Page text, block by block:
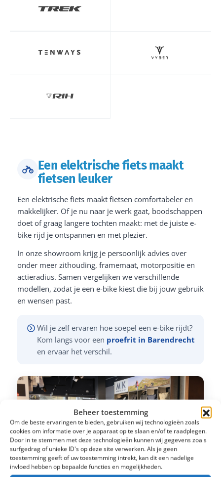
Beheer toestemming
Om de beste ervaringen te bieden, gebruiken wij technologieën zoals
cookies om informatie over je apparaat op te slaan en/of te raadplegen.
Door in te stemmen met deze technologieën kunnen wij gegevens zoals
surfgedrag of unieke ID's op deze site verwerken. Als je geen
toestemming geeft of uw toestemming intrekt, kan dit een nadelige
invloed hebben op bepaalde functies en mogelijkheden.
Een elektrische fiets maakt
fietsen leuker
Een elektrische fiets maakt fietsen comfortabeler en
makkelijker. Of je nu naar je werk gaat, boodschappen
doet of graag langere tochten maakt: met de juiste e-
bike rijd je ontspannen en met plezier.
In onze showroom krijg je persoonlijk advies over
onder meer zithouding, framemaat, motorpositie en
actieradius. Samen vergelijken we verschillende
modellen, zodat je een e-bike kiest die bij jouw gebruik
en wensen past.
Wil je zelf ervaren hoe soepel een e-bike rijdt?
Kom langs voor een proefrit in Barendrecht
en ervaar het verschil.